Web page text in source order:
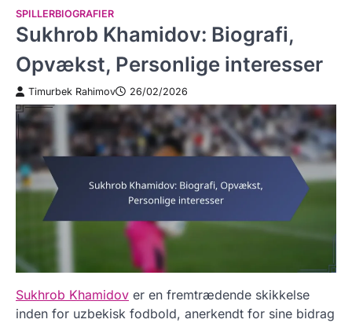
SPILLERBIOGRAFIER
Sukhrob Khamidov: Biografi,
Opvækst, Personlige interesser
Timurbek Rahimov 26/02/2026
Sukhrob Khamidov er en fremtrædende skikkelse
inden for uzbekisk fodbold, anerkendt for sine bidrag